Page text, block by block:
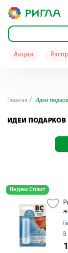
Акции
Главная Идеи
ИДЕИ ПОДАРКОВ
Яндекс Сплит
В